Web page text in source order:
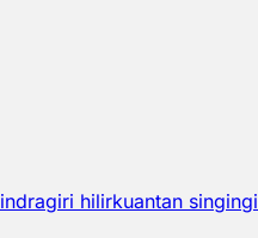
indragiri hilirkuantan singingi